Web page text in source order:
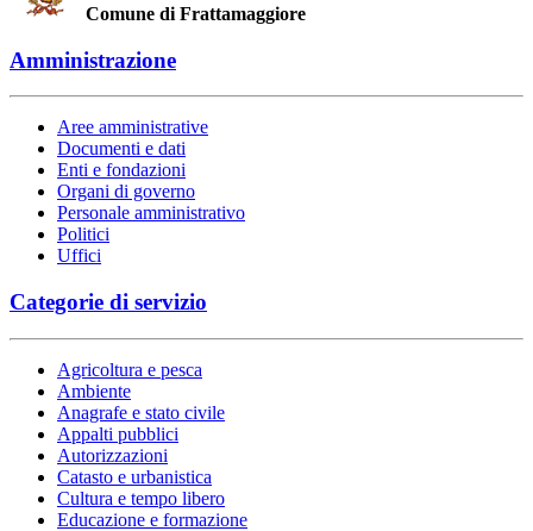
Comune di Frattamaggiore
Amministrazione
Aree amministrative
Documenti e dati
Enti e fondazioni
Organi di governo
Personale amministrativo
Politici
Uffici
Categorie di servizio
Agricoltura e pesca
Ambiente
Anagrafe e stato civile
Appalti pubblici
Autorizzazioni
Catasto e urbanistica
Cultura e tempo libero
Educazione e formazione